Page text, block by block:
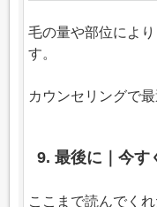
毛の量や部位によ
す。
カウンセリングで
9. 最後に｜今す
ここまで読んでくれ